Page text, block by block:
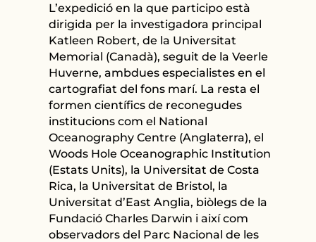
L’expedició en la que participo està
dirigida per la investigadora principal
Katleen Robert, de la Universitat
Memorial (Canadà), seguit de la Veerle
Huverne, ambdues especialistes en el
cartografiat del fons marí. La resta el
formen científics de reconegudes
institucions com el National
Oceanography Centre (Anglaterra), el
Woods Hole Oceanographic Institution
(Estats Units), la Universitat de Costa
Rica, la Universitat de Bristol, la
Universitat d’East Anglia, biòlegs de la
Fundació Charles Darwin i així com
observadors del Parc Nacional de les